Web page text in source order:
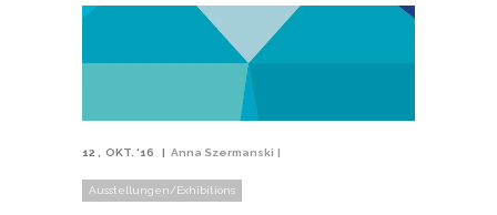
12 OKT. '16 Anna Szermanski
Ausstellungen/Exhibitions